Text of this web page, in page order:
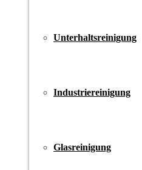
Unterhaltsreinigung
Industriereinigung
Glasreinigung